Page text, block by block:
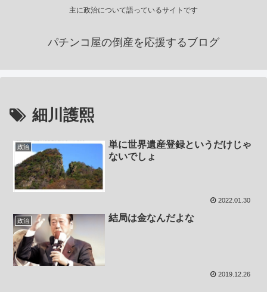
主に政治について語っているサイトです
パチンコ屋の倒産を応援するブログ
細川護熙
政治
単に世界遺産登録というだけじゃ
ないでしょ
2022.01.30
政治 結局は金なんだよな
2019.12.26